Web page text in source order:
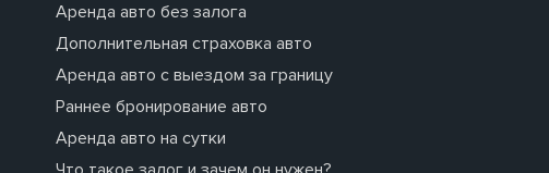
Аренда авто без залога
Дополнительная страховка авто
Аренда авто с выездом за границу
Раннее бронирование авто
Аренда авто на сутки